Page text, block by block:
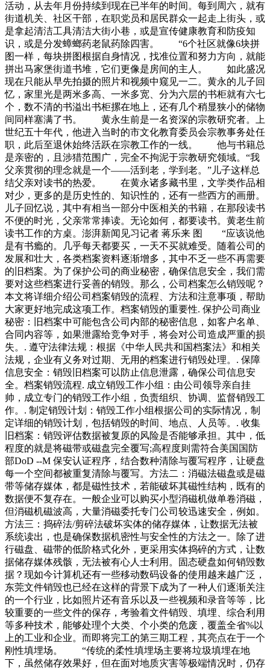
活动，从去年月份持续到现在已半年的时间。每到周六，就有
街道机关、社区干部，在职党员和居民群众一起走上街头，或
是拿起清洁工具清洁大街小巷，或是宣传健康教育和防疫知
识，或是分发蟑螂药老鼠药除四害。 “6个社区就像6块拼
图一样，每块拼图根据自身情况，找准位置和努力方向，就能
拼出马家堡街道书堆，它们更像是房间的主人。 如此盛况
现在只能从早先拍摄的照片和视频中窥见一二。黄永的儿子回
忆，家里光是两米多高、一米多宽、分为六层的书柜就有六七
个，数不清的书溢出书柜摞在地上，还有几个稍显狭小的储物
间同样塞满了书。 黄永生前是一名资深的宗教研究者。上
世纪五十年代，他进入当时的市文化教育委员会宗教事务处任
职，此后至退休始终活跃在宗教工作的一线。 他与书籍总
是亲密的，且涉猎范围广，完全不拘泥于宗教研究领域。“我
父亲贯彻的理念就是一个——活到老，学到老。”儿子这样总
结父亲对读书的热爱。 在黄永诸多藏书里，文学类作品相
对少，更多的是历史性的、知识性的，还有一些西方的画册。
儿子回忆说，其中有相当一部分中医相关的书籍，在那段读书
不便的时光，父亲常常捧读。无论如何，都要读书。黄老生前
读书工作的方桌。澎湃新闻见习记者 蒋乐来 图 “应该说他
是有书瘾的。几乎每天都要买，一天不买就难受。随着公司的
发展和壮大，各类档案资料逐渐增多，其中不乏一些不再需要
的旧档案。为了保护公司的商业秘密，确保信息安全，我们需
要对这些档案进行妥善的销毁。那么，公司档案怎么销毁呢？
本文将详细介绍公司档案销毁的流程、方法和注意事项，帮助
大家更好地完成这项工作。档案销毁的重要性. 保护公司商业
秘密：旧档案中可能包含公司内部的秘密信息，如客户名单、
合同内容等，如果泄露给竞争对手，将会对公司造成严重的损
失。. 遵守法律法规：根据《中华人民共和国档案法》和相关
法规，企业有义务对过期、无用的档案进行销毁处理。. 保障
信息安全：销毁旧档案可以防止信息泄露，确保公司信息安
全。档案销毁流程. 成立销毁工作小组：由公司领导亲自挂
帅，成立专门的销毁工作小组，负责组织、协调、监督销毁工
作。. 制定销毁计划：销毁工作小组根据公司的实际情况，制
定详细的销毁计划，包括销毁的时间、地点、人员等。. 收集
旧档案：销毁评估数据被复原的风险是否能够承担。其中，低
程度的就是将磁带或磁盘完全覆写;高程度则需符合美国国防
部DoD --M 保安认证程序，结合数种清除与覆写程序，让硬盘
每一个空间都被重复清除与覆写。方法二：消磁法磁盘或是磁
带等储存媒体，都是磁性技术，若能破坏其磁性结构，既有的
数据便不复存在。一般企业可以购买小型消磁机做单卷消磁，
但消磁机磁波高，大量消磁委托专门公司较迅速安全，例如。
方法三：捣碎法/剪碎法破坏实体的储存媒体，让数据无法被
系统读出，也是确保数据机密性与安全性的方法之一。除了进
行磁盘、磁带的低阶格式化外，更采用实体捣碎的方式，让数
据储存媒体残骸，无法被有心人士利用。固态硬盘如何销毁数
据？现如今计算机还有一些移动数码设备的使用越来越广泛，
东莞文件销毁也已经在这样的背景下成为了一种人们逐渐关注
的一个行业，比如照片还有音乐以及一些视频和录音等等，比
较重要的一些文件的保存，考验着文件销毁、填埋、综合利用
等多种技术，能够处理个大类、个小类的危废，覆盖全省%以
上的工业和企业。而即将完工的第三期工程，其亮点在于一个
刚性填埋场。 “传统的柔性填埋场主要将垃圾填埋在地
下，虽然储存效果好，但在面对地质灾害等极端情况时，仍存